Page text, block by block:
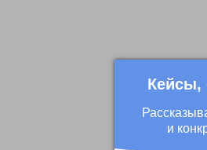
Кейсы,
и